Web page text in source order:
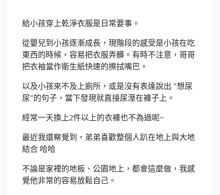
給小孩穿上乾淨衣服是日常要事。
從嬰兒到小孩逐漸成長，現階段的感受是小孩在吃
東西的時候，容易把衣服弄髒。有時不注意，哥哥
把衣袖當作衛生紙快速的擦拭嘴巴。
以及小孩來不及上廁所，或是沒有表達說出 "想尿
尿"的句子，當下發現就直接尿溼在褲子上。
經常一天換上2件以上的衣褲也不為過呢~
最近我還察覺到，弟弟喜歡整個人趴在地上與大地
結合 哈哈
不論是家裡的地板、公園地上，都會這麼做，我感
覺他非常的容易放鬆自己。